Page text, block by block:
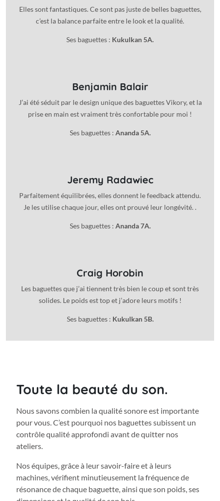
Elles sont fantastiques. Ce sont pas juste de belles baguettes,
c’est la balance parfaite entre le look et la qualité.
Ses baguettes : Kukulkan 5A.
Benjamin Balair
J’ai été séduit par le design unique des baguettes Vikory, et la
prise en main est vraiment très confortable pour moi !
Ses baguettes : Ananda 5A.
Jeremy Radawiec
Parfaitement équilibrées, elles donnent le feedback attendu.
Je les utilise chaque jour, elles ont prouvé leur longévité. .
Ses baguettes : Ananda 7A.
Craig Horobin
Les baguettes que j’ai tiennent très bien le coup et sont très
solides. Le poids est top et j’adore leurs motifs !
Ses baguettes : Kukulkan 5B.
Toute la beauté du son.
Nous savons combien la qualité sonore est importante
pour vous. C’est pourquoi nos baguettes subissent un
contrôle qualité approfondi avant de quitter nos
ateliers.
Nos équipes, grâce à leur savoir-faire et à leurs
machines, vérifient minutieusement la fréquence de
résonance de chaque baguette, ainsi que son poids, ses